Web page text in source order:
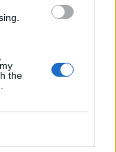
the
4873